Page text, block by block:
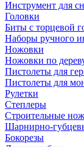
Инструмент для
Головки
Биты с торцевой
Наборы ручного
Ножовки
Ножовки по
Пистолеты для
Пистолеты для
Рулетки
Степлеры
Строительные
Шарнирно-
Бокорезы